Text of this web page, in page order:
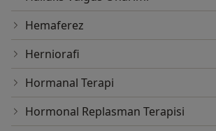
Hemaferez
Herniorafi
Hormanal Terapi
Hormonal Replasman Terapisi